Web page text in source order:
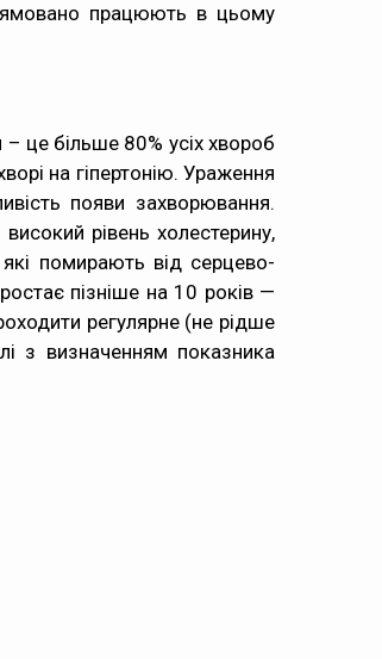
працюють в цьому
це більше 80% усіх хвороб
на гіпертонію. Ураження
появи захворювання.
високий рівень холестерину,
які помирають від серцево-
пізніше на 10 років —
регулярне (не рідше
з визначенням показника